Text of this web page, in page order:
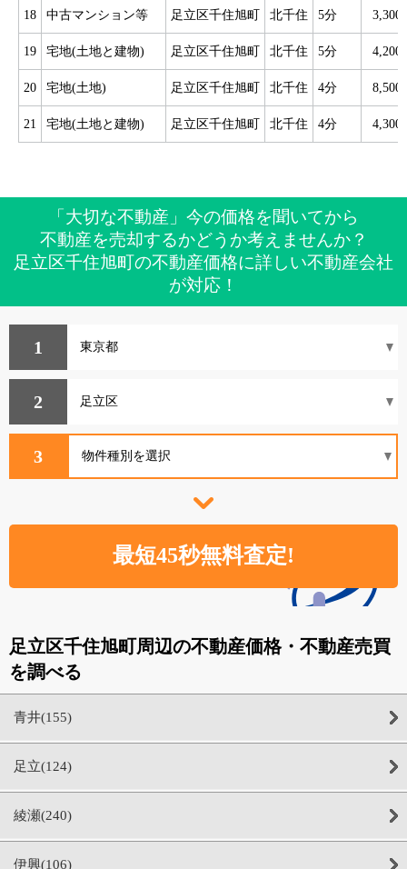
18 中古マンション等 足立区千住旭町 北千住 5分 3,300
19 宅地(土地と建物) 足立区千住旭町 北千住 5分 4,200
20 宅地(土地) 足立区千住旭町 北千住 4分 8,500
21 宅地(土地と建物) 足立区千住旭町 北千住 4分 4,300
「大切な不動産」今の価格を聞いてから
不動産を売却するかどうか考えませんか？
足立区千住旭町の不動産価格に詳しい不動産会社
が対応！
1
2
3
足立区千住旭町周辺の不動産価格・不動産売買
を調べる
青井(155)
足立(124)
綾瀬(240)
伊興(106)